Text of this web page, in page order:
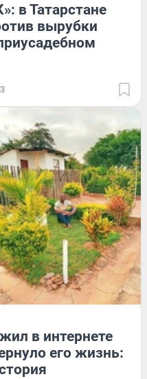
в Татарстане
вырубки
3
в интернете
его жизнь: